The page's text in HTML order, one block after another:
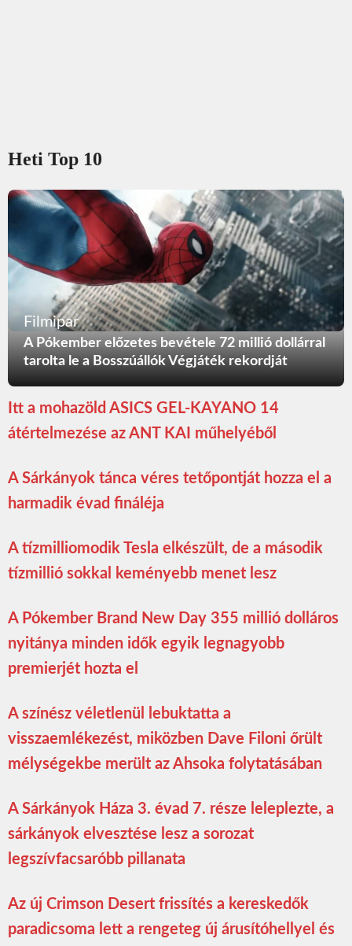
Heti Top 10
Filmipar
A Pókember előzetes bevétele 72 millió dollárral
tarolta le a Bosszúállók Végjáték rekordját
Itt a mohazöld ASICS GEL-KAYANO 14
átértelmezése az ANT KAI műhelyéből
A Sárkányok tánca véres tetőpontját hozza el a
harmadik évad fináléja
A tízmilliomodik Tesla elkészült, de a második
tízmillió sokkal keményebb menet lesz
A Pókember Brand New Day 355 millió dolláros
nyitánya minden idők egyik legnagyobb
premierjét hozta el
A színész véletlenül lebuktatta a
visszaemlékezést, miközben Dave Filoni őrült
mélységekbe merült az Ahsoka folytatásában
A Sárkányok Háza 3. évad 7. része leleplezte, a
sárkányok elvesztése lesz a sorozat
legszívfacsaróbb pillanata
Az új Crimson Desert frissítés a kereskedők
paradicsoma lett a rengeteg új árusítóhellyel és